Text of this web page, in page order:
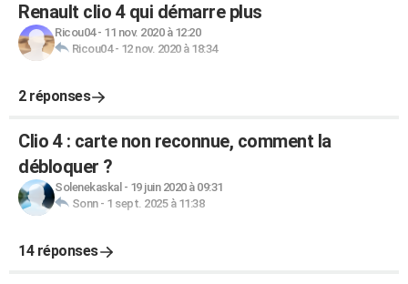
Renault clio 4 qui démarre plus
Ricou04- 11 nov. 2020 à 12:20
Ricou04- 12 nov. 2020 à 18:34
2 réponses
Clio 4 : carte non reconnue, comment la
débloquer ?
Solenekaskal - 19 juin 2020 à 09:31
Sonn- 1 sept. 2025 à 11:38
14 réponses